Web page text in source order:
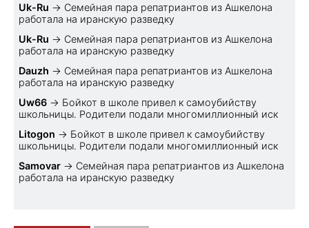
Uk-Ru → Семейная пара репатриантов из Ашкелона
работала на иранскую разведку
Uk-Ru → Семейная пара репатриантов из Ашкелона
работала на иранскую разведку
Dauzh → Семейная пара репатриантов из Ашкелона
работала на иранскую разведку
Uw66 → Бойкот в школе привел к самоубийству
школьницы. Родители подали многомиллионный иск
Litogon → Бойкот в школе привел к самоубийству
школьницы. Родители подали многомиллионный иск
Samovar → Семейная пара репатриантов из Ашкелона
работала на иранскую разведку